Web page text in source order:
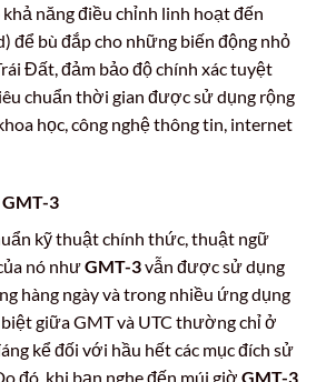
năng điều chỉnh linh hoạt đến
để bù đắp cho những biến động nhỏ
Đất, đảm bảo độ chính xác tuyệt
chuẩn thời gian được sử dụng rộng
học, công nghệ thông tin, internet
GMT-3
kỹ thuật chính thức, thuật ngữ
nó nhưGMT-3vẫn được sử dụng
hàng ngày và trong nhiều ứng dụng
biệt giữa GMT và UTC thường chỉ ở
kể đối với hầu hết các mục đích sử
đó, khi bạn nghe đến múi giờ GMT-3